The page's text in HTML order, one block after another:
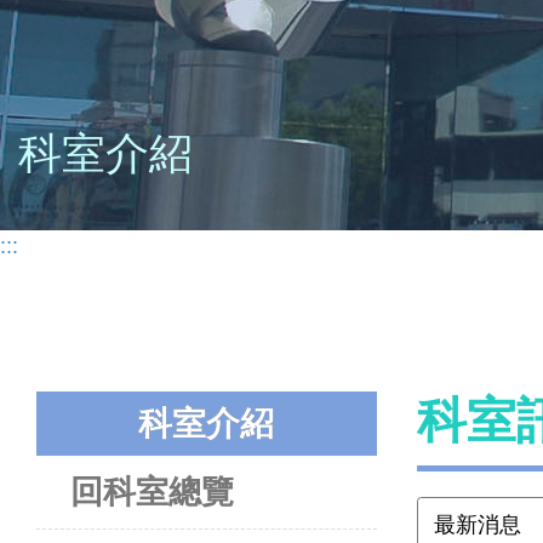
科室介紹
:::
科室介紹
回科室總覽
科室